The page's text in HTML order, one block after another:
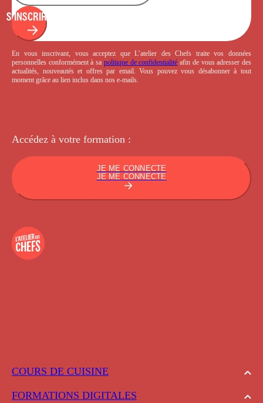
COURS DE CUISINE
FORMATIONS DIGITALES
S'INSCRIRE
En vous inscrivant, vous acceptez que L’atelier des Chefs traite vos données
personnelles conformément à sa politique de confidentialité afin de vous adresser des
actualités, nouveautés et offres par email. Vous pouvez vous désabonner à tout
moment grâce au lien inclus dans nos e-mails.
Accédez à votre formation :
JE ME CONNECTE
JE ME CONNECTE